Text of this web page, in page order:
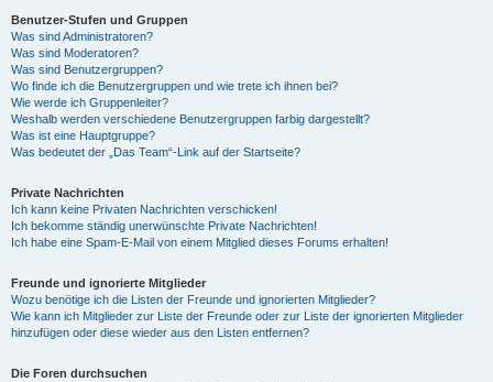
Benutzer-Stufen und Gruppen
Was sind Administratoren?
Was sind Moderatoren?
Was sind Benutzergruppen?
Wo finde ich die Benutzergruppen und wie trete ich ihnen bei?
Wie werde ich Gruppenleiter?
Weshalb werden verschiedene Benutzergruppen farbig dargestellt?
Was ist eine Hauptgruppe?
Was bedeutet der „Das Team“-Link auf der Startseite?
Private Nachrichten
Ich kann keine Privaten Nachrichten verschicken!
Ich bekomme ständig unerwünschte Private Nachrichten!
Ich habe eine Spam-E-Mail von einem Mitglied dieses Forums erhalten!
Freunde und ignorierte Mitglieder
Wozu benötige ich die Listen der Freunde und ignorierten Mitglieder?
Wie kann ich Mitglieder zur Liste der Freunde oder zur Liste der ignorierten Mitglieder
hinzufügen oder diese wieder aus den Listen entfernen?
Die Foren durchsuchen